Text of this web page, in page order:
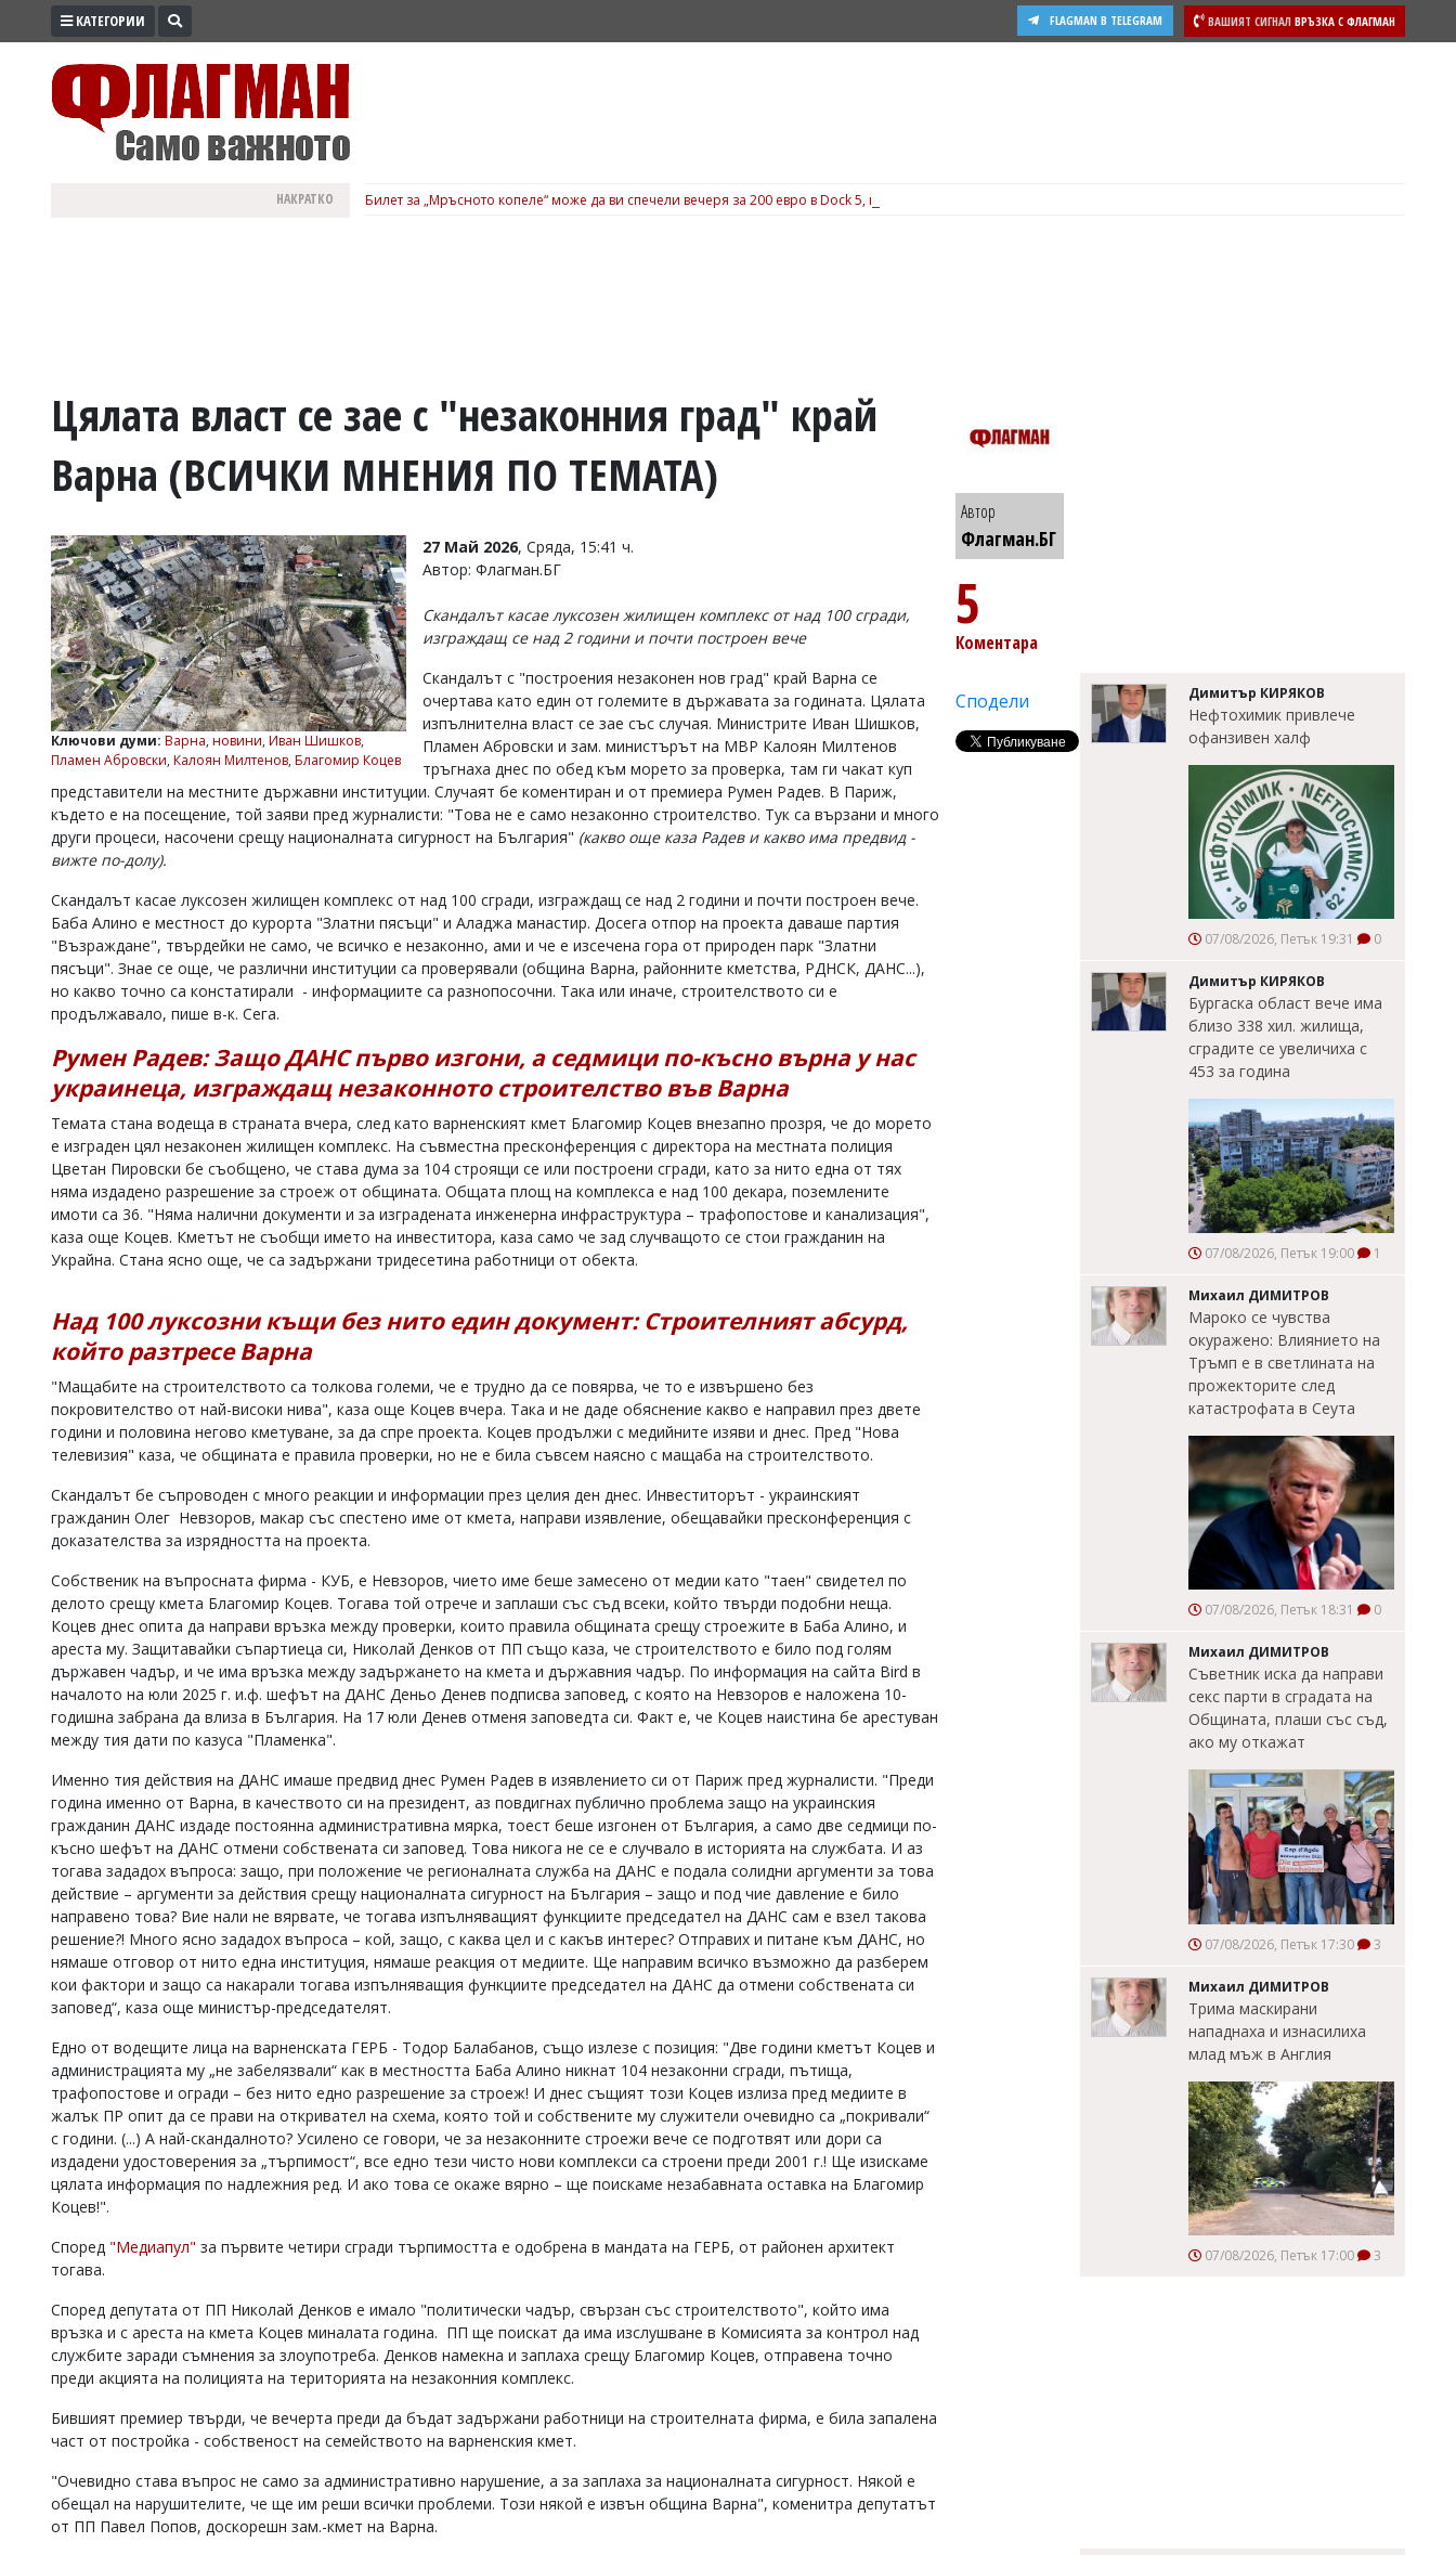
ПРОМО
ВОЙНАТА
УКРАЙНА
РАЗСЛЕДВАНЕ
БИЗНЕС
Управители:
Веселин
Василев,
v.vasilev@flagman.bg
Касабова,
k.kassabova@flagman.bg
Главен
office@flagman.bg
Коментарите
въвеждат
редакцията
отговорност
коментар,
сигнализирайте
КАТЕГОРИИ ВАШИЯТ СИГНАЛ ВРЪЗКА С ФЛАГМАН
FLAGMAN В TELEGRAM
НАКРАТКО Билет за „Мръсното копеле“ може да ви спечели вечеря за 200 евро в Dock 5, вижте подробности
Цялата власт се зае с "незаконния град" край
Варна (ВСИЧКИ МНЕНИЯ ПО ТЕМАТА)
Ключови думи: Варна, новини, Иван Шишков,
Пламен Абровски, Калоян Милтенов, Благомир Коцев
27 Май 2026, Сряда, 15:41 ч.
Автор: Флагман.БГ
Скандалът касае луксозен жилищен комплекс от над 100 сгради,
изграждащ се над 2 години и почти построен вече
Скандалът с "построения незаконен нов град" край Варна се
очертава като един от големите в държавата за годината. Цялата
изпълнителна власт се зае със случая. Министрите Иван Шишков,
Пламен Абровски и зам. министърът на МВР Калоян Милтенов
тръгнаха днес по обед към морето за проверка, там ги чакат куп
представители на местните държавни институции. Случаят бе коментиран и от премиера Румен Радев. В Париж,
където е на посещение, той заяви пред журналисти: "Това не е само незаконно строителство. Тук са вързани и много
други процеси, насочени срещу националната сигурност на България" (какво още каза Радев и какво има предвид -
вижте по-долу).
Скандалът касае луксозен жилищен комплекс от над 100 сгради, изграждащ се над 2 години и почти построен вече.
Баба Алино е местност до курорта "Златни пясъци" и Аладжа манастир. Досега отпор на проекта даваше партия
"Възраждане", твърдейки не само, че всичко е незаконно, ами и че е изсечена гора от природен парк "Златни
пясъци". Знае се още, че различни институции са проверявали (община Варна, районните кметства, РДНСК, ДАНС...),
но какво точно са констатирали - информациите са разнопосочни. Така или иначе, строителството си е
продължавало, пише в-к. Сега.
Румен Радев: Защо ДАНС първо изгони, а седмици по-късно върна у нас
украинеца, изграждащ незаконното строителство във Варна
Темата стана водеща в страната вчера, след като варненският кмет Благомир Коцев внезапно прозря, че до морето
е изграден цял незаконен жилищен комплекс. На съвместна пресконференция с директора на местната полиция
Цветан Пировски бе съобщено, че става дума за 104 строящи се или построени сгради, като за нито една от тях
няма издадено разрешение за строеж от общината. Общата площ на комплекса е над 100 декара, поземлените
имоти са 36. "Няма налични документи и за изградената инженерна инфраструктура – трафопостове и канализация",
каза още Коцев. Кметът не съобщи името на инвеститора, каза само че зад случващото се стои гражданин на
Украйна. Стана ясно още, че са задържани тридесетина работници от обекта.
Над 100 луксозни къщи без нито един документ: Строителният абсурд,
който разтресе Варна
"Мащабите на строителството са толкова големи, че е трудно да се повярва, че то е извършено без
покровителство от най-високи нива", каза още Коцев вчера. Така и не даде обяснение какво е направил през двете
години и половина негово кметуване, за да спре проекта. Коцев продължи с медийните изяви и днес. Пред "Нова
телевизия" каза, че общината е правила проверки, но не е била съвсем наясно с мащаба на строителството.
Скандалът бе съпроводен с много реакции и информации през целия ден днес. Инвеститорът - украинският
гражданин Олег Невзоров, макар със спестено име от кмета, направи изявление, обещавайки пресконференция с
доказателства за изрядността на проекта.
Собственик на въпросната фирма - КУБ, е Невзоров, чието име беше замесено от медии като "таен" свидетел по
делото срещу кмета Благомир Коцев. Тогава той отрече и заплаши със съд всеки, който твърди подобни неща.
Коцев днес опита да направи връзка между проверки, които правила общината срещу строежите в Баба Алино, и
ареста му. Защитавайки съпартиеца си, Николай Денков от ПП също каза, че строителството е било под голям
държавен чадър, и че има връзка между задържането на кмета и държавния чадър. По информация на сайта Bird в
началото на юли 2025 г. и.ф. шефът на ДАНС Деньо Денев подписва заповед, с която на Невзоров е наложена 10-
годишна забрана да влиза в България. На 17 юли Денев отменя заповедта си. Факт е, че Коцев наистина бе арестуван
между тия дати по казуса "Пламенка".
Именно тия действия на ДАНС имаше предвид днес Румен Радев в изявлението си от Париж пред журналисти. "Преди
година именно от Варна, в качеството си на президент, аз повдигнах публично проблема защо на украинския
гражданин ДАНС издаде постоянна административна мярка, тоест беше изгонен от България, а само две седмици по-
късно шефът на ДАНС отмени собствената си заповед. Това никога не се е случвало в историята на службата. И аз
тогава зададох въпроса: защо, при положение че регионалната служба на ДАНС е подала солидни аргументи за това
действие – аргументи за действия срещу националната сигурност на България – защо и под чие давление е било
направено това? Вие нали не вярвате, че тогава изпълняващият функциите председател на ДАНС сам е взел такова
решение?! Много ясно зададох въпроса – кой, защо, с каква цел и с какъв интерес? Отправих и питане към ДАНС, но
нямаше отговор от нито една институция, нямаше реакция от медиите. Ще направим всичко възможно да разберем
кои фактори и защо са накарали тогава изпълняващия функциите председател на ДАНС да отмени собствената си
заповед“, каза още министър-председателят.
Едно от водещите лица на варненската ГЕРБ - Тодор Балабанов, също излезе с позиция: "Две години кметът Коцев и
администрацията му „не забелязвали“ как в местността Баба Алино никнат 104 незаконни сгради, пътища,
трафопостове и огради – без нито едно разрешение за строеж! И днес същият този Коцев излиза пред медиите в
жалък ПР опит да се прави на откривател на схема, която той и собствените му служители очевидно са „покривали“
с години. (...) А най-скандалното? Усилено се говори, че за незаконните строежи вече се подготвят или дори са
издадени удостоверения за „търпимост“, все едно тези чисто нови комплекси са строени преди 2001 г.! Ще изискаме
цялата информация по надлежния ред. И ако това се окаже вярно – ще поискаме незабавната оставка на Благомир
Коцев!".
Според "Медиапул" за първите четири сгради търпимостта е одобрена в мандата на ГЕРБ, от районен архитект
тогава.
Според депутата от ПП Николай Денков е имало "политически чадър, свързан със строителството", който има
връзка и с ареста на кмета Коцев миналата година. ПП ще поискат да има изслушване в Комисията за контрол над
службите заради съмнения за злоупотреба. Денков намекна и заплаха срещу Благомир Коцев, отправена точно
преди акцията на полицията на територията на незаконния комплекс.
Бившият премиер твърди, че вечерта преди да бъдат задържани работници на строителната фирма, е била запалена
част от постройка - собственост на семейството на варненския кмет.
"Очевидно става въпрос не само за административно нарушение, а за заплаха за националната сигурност. Някой е
обещал на нарушителите, че ще им реши всички проблеми. Този някой е извън община Варна", коменитра депутатът
от ПП Павел Попов, доскорешн зам.-кмет на Варна.
Автор
Флагман.БГ
5
Коментара
Сподели Димитър КИРЯКОВ
Нефтохимик привлече
офанзивен халф
07/08/2026, Петък 19:31 0
Димитър КИРЯКОВ
Бургаска област вече има
близо 338 хил. жилища,
сградите се увеличиха с
453 за година
07/08/2026, Петък 19:00 1
Михаил ДИМИТРОВ
Мароко се чувства
окуражено: Влиянието на
Тръмп е в светлината на
прожекторите след
катастрофата в Сеута
07/08/2026, Петък 18:31 0
Михаил ДИМИТРОВ
Съветник иска да направи
секс парти в сградата на
Общината, плаши със съд,
ако му откажат
07/08/2026, Петък 17:30 3
Михаил ДИМИТРОВ
Трима маскирани
нападнаха и изнасилиха
млад мъж в Англия
07/08/2026, Петък 17:00 3